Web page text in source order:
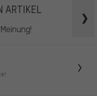
ARTIKEL